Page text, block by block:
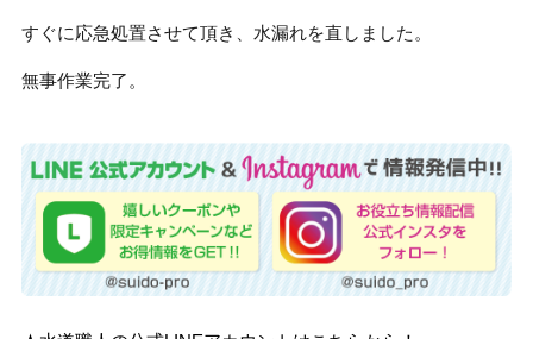
すぐに応急処置させて頂き、水漏れを直しました。
無事作業完了。